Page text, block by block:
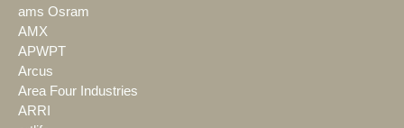
ams Osram
AMX
APWPT
Arcus
Area Four Industries
ARRI